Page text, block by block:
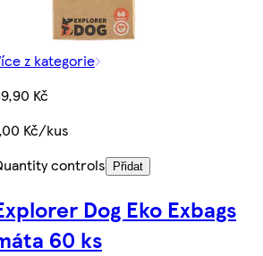
z kategorie
Kč
Kč/kus
controls
Přidat
Dog Eko Exbags
60 ks